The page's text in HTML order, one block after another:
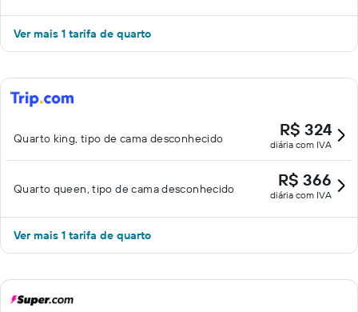
Ver mais 1 tarifa de quarto
Quarto king, tipo de cama desconhecido R$ 324
diária com IVA
Quarto queen, tipo de cama desconhecido R$ 366
diária com IVA
Ver mais 1 tarifa de quarto